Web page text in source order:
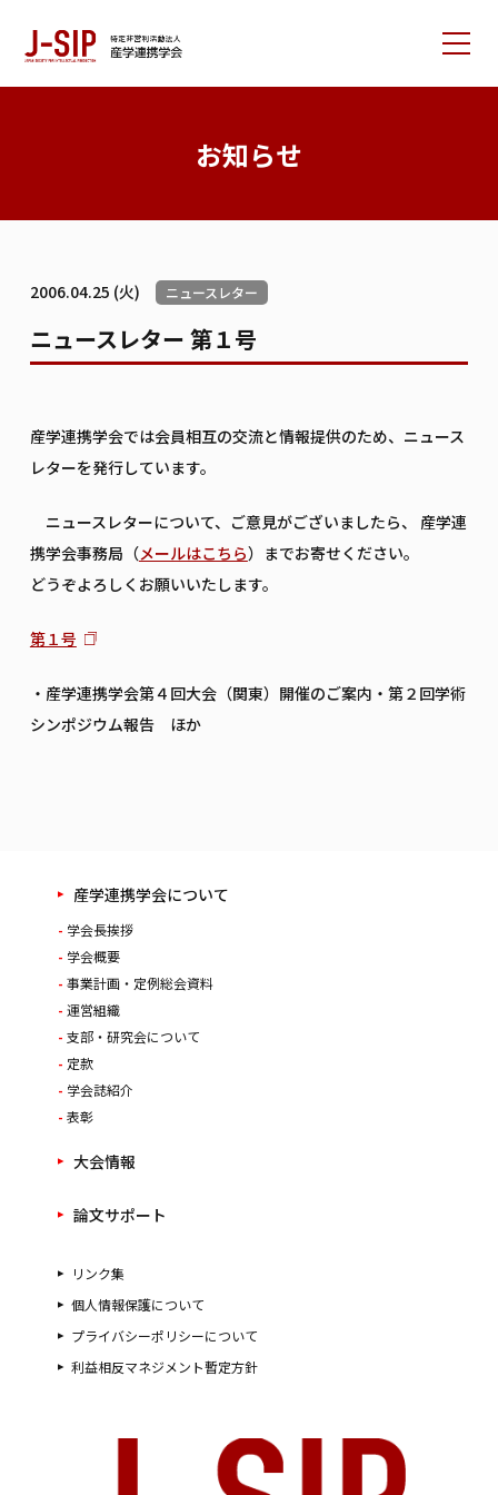
お知らせ
2006.04.25 (火) ニュースレター
ニュースレター 第１号
産学連携学会では会員相互の交流と情報提供のため、ニュース
レターを発行しています。
ニュースレターについて、ご意見がございましたら、 産学連
携学会事務局（メールはこちら）までお寄せください。
どうぞよろしくお願いいたします。
第１号
・産学連携学会第４回大会（関東）開催のご案内・第２回学術
シンポジウム報告 ほか
産学連携学会について
学会長挨拶
学会概要
事業計画・定例総会資料
運営組織
支部・研究会について
定款
学会誌紹介
表彰
大会情報
論文サポート
リンク集
個人情報保護について
プライバシーポリシーについて
利益相反マネジメント暫定方針